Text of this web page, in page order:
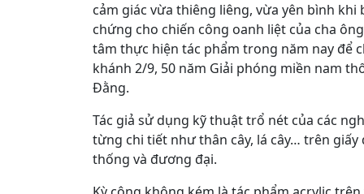
cảm giác vừa thiêng liêng, vừa yên bình
chứng cho chiến công oanh liệt của cha
tâm thực hiện tác phẩm trong năm nay để
khánh 2/9, 50 năm Giải phóng miền nam
Đằng.
Tác giả sử dụng kỹ thuật trổ nét của các
từng chi tiết như thân cây, lá cây… trên
thống và đương đại.